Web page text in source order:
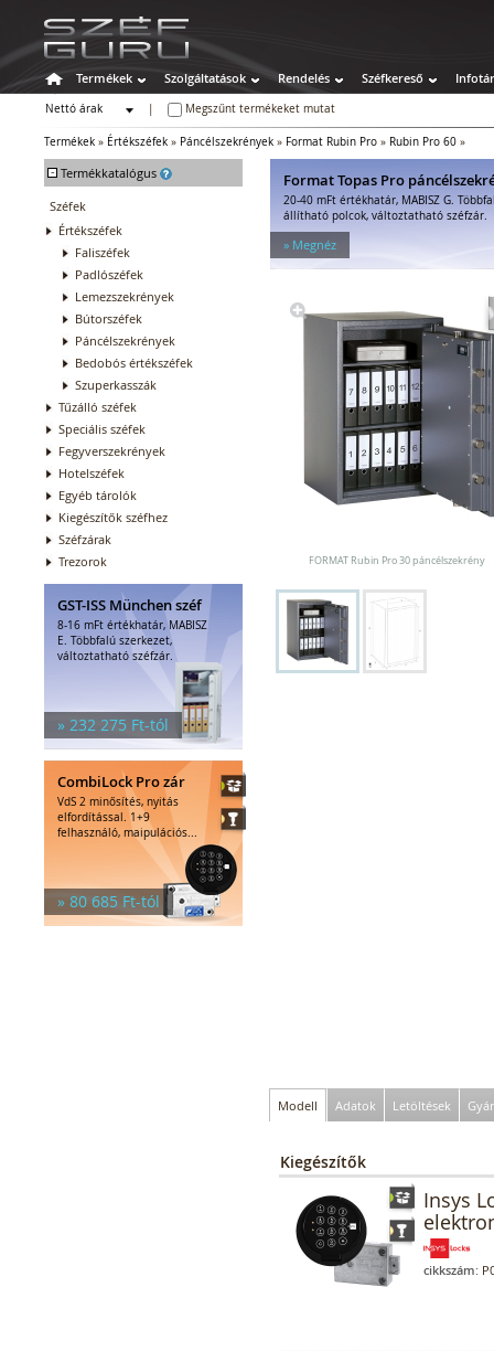
Termékek Szolgáltatások Rendelés Széfkereső Infotár
Nettó árak
Megszűnt termékeket mutat
Termékek » Értékszéfek » Páncélszekrények » Format Rubin Pro » Rubin Pro 60 »
- Termékkatalógus
Széfek
Értékszéfek
Faliszéfek
Padlószéfek
Lemezszekrények
Bútorszéfek
Páncélszekrények
Bedobós értékszéfek
Szuperkasszák
Tűzálló széfek
Speciális széfek
Fegyverszekrények
Hotelszéfek
Egyéb tárolók
Kiegészítők széfhez
Széfzárak
Trezorok
GST-ISS München széf
8-16 mFt értékhatár, MABISZ
E. Többfalú szerkezet,
változtatható széfzár.
» 232 275 Ft-tól
CombiLock Pro zár
VdS 2 minősítés, nyitás
elfordítással. 1+9
felhasználó, maipulációs...
» 80 685 Ft-tól
Format Topas Pro
20-40 mFt értékhatár, MABISZ G.
állítható polcok, változtatható széfzár.
» Megnéz
FORMAT Rubin Pro 30 páncélszekrény
Modell Adatok Letöltések
Kiegészítők
Insys
cikkszám: